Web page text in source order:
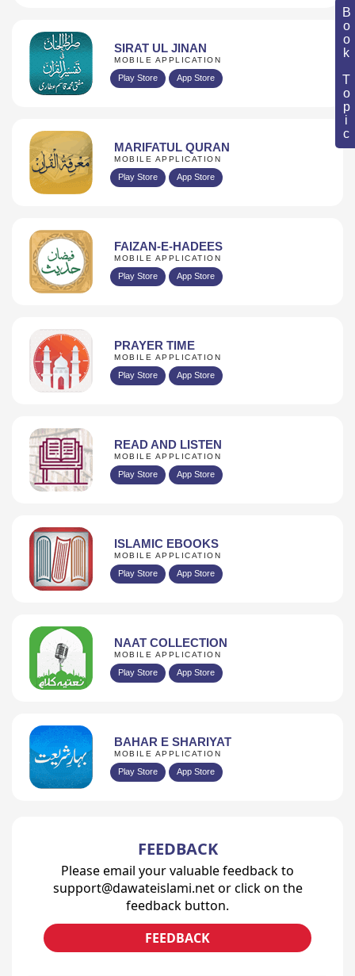
Book Topic
SIRAT UL JINAN
MOBILE APPLICATION
Play Store App Store
MARIFATUL QURAN
MOBILE APPLICATION
Play Store App Store
FAIZAN-E-HADEES
MOBILE APPLICATION
Play Store App Store
PRAYER TIME
MOBILE APPLICATION
Play Store App Store
READ AND LISTEN
MOBILE APPLICATION
Play Store App Store
ISLAMIC EBOOKS
MOBILE APPLICATION
Play Store App Store
NAAT COLLECTION
MOBILE APPLICATION
Play Store App Store
BAHAR E SHARIYAT
MOBILE APPLICATION
Play Store App Store
FEEDBACK
Please email your valuable feedback to
support@dawateislami.net or click on the
feedback button.
FEEDBACK